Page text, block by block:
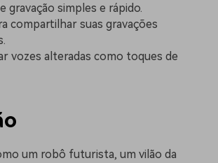
gravação simples e rápido.
compartilhar suas gravações
vozes alteradas como toques de
um robô futurista, um vilão da